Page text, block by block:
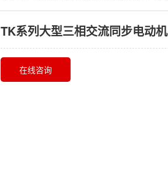
TK系列大型三相交流同步电动机
在线咨询